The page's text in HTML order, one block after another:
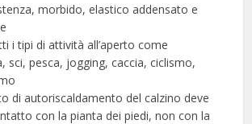
morbido, elastico addensato e
i tipi di attività all’aperto come
sci, pesca, jogging, caccia, ciclismo,
di autoriscaldamento del calzino deve
con la pianta dei piedi, non con la